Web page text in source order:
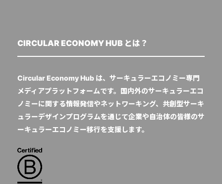
CIRCULAR ECONOMY HUB とは？
Circular Economy Hub は、サーキュラーエコノミー専門
メディアプラットフォームです。国内外のサーキュラーエコ
ノミーに関する情報発信やネットワーキング、共創型サーキ
ュラーデザインプログラムを通じて企業や自治体の皆様のサ
ーキュラーエコノミー移行を支援します。